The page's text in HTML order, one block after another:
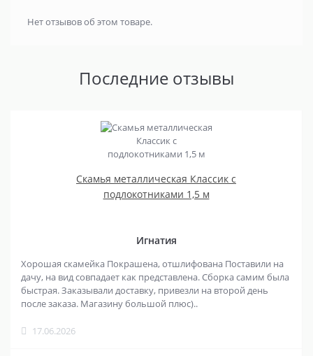
Нет отзывов об этом товаре.
Последние отзывы
Скамья металлическая Классик с
подлокотниками 1,5 м
Игнатия
Хорошая скамейка Покрашена, отшлифована Поставили на
дачу, на вид совпадает как представлена. Сборка самим была
быстрая. Заказывали доставку, привезли на второй день
после заказа. Магазину большой плюс)..
17.06.2026